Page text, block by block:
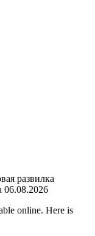
развилка
06.08.2026
online. Here is